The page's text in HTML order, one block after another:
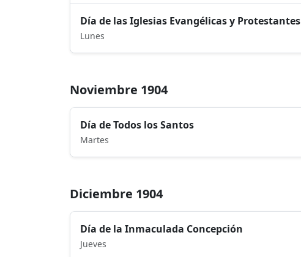
Día de las Iglesias Evangélicas y Protestantes
Lunes
Noviembre 1904
Día de Todos los Santos
Martes
Diciembre 1904
Día de la Inmaculada Concepción
Jueves